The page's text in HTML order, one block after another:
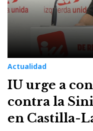
Actualidad
IU urge a
contra la
en Castilla-